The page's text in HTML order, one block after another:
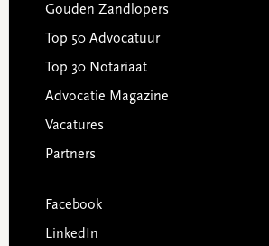
Gouden Zandlopers
Top 50 Advocatuur
Top 30 Notariaat
Advocatie Magazine
Vacatures
Partners
Facebook
LinkedIn